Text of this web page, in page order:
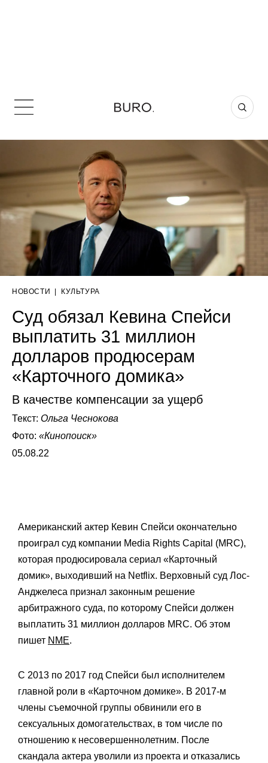
НОВОСТИ КУЛЬТУРА
Суд обязал Кевина Спейси
выплатить 31 миллион
долларов продюсерам
«Карточного домика»
В качестве компенсации за ущерб
Текст: Ольга Чеснокова
Фото: «Кинопоиск»
05.08.22
Американский актер Кевин Спейси окончательно
проиграл суд компании Media Rights Capital (MRC),
которая продюсировала сериал «Карточный
домик», выходивший на Netflix. Верховный суд Лос-
Анджелеса признал законным решение
арбитражного суда, по которому Спейси должен
выплатить 31 миллион долларов MRC. Об этом
пишет NME.
С 2013 по 2017 год Спейси был исполнителем
главной роли в «Карточном домике». В 2017-м
члены съемочной группы обвинили его в
сексуальных домогательствах, в том числе по
отношению к несовершеннолетним. После
скандала актера уволили из проекта и отказались